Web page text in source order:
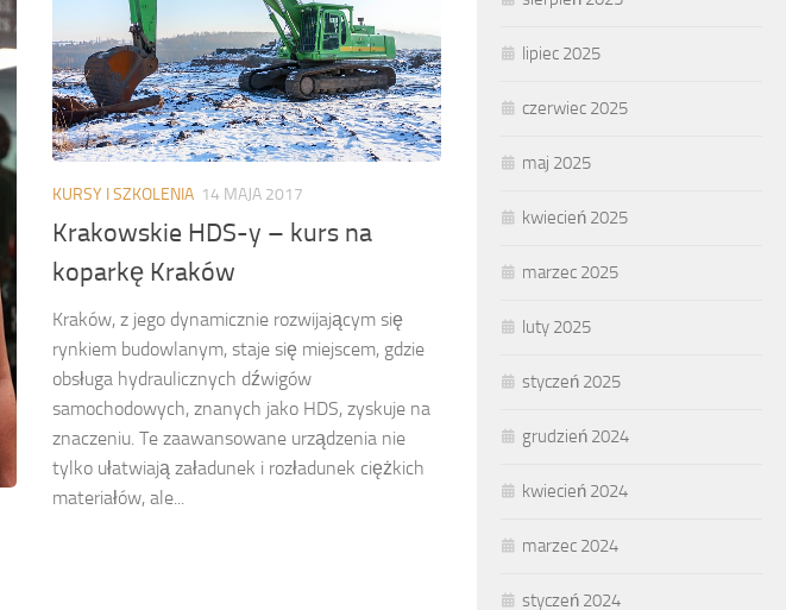
KURSY I SZKOLENIA 14 MAJA 2017
Krakowskie HDS-y – kurs na
koparkę Kraków
Kraków, z jego dynamicznie rozwijającym się
rynkiem budowlanym, staje się miejscem, gdzie
obsługa hydraulicznych dźwigów
samochodowych, znanych jako HDS, zyskuje na
znaczeniu. Te zaawansowane urządzenia nie
tylko ułatwiają załadunek i rozładunek ciężkich
materiałów, ale...
lipiec 2025
czerwiec 2025
maj 2025
kwiecień 2025
marzec 2025
luty 2025
styczeń 2025
grudzień 2024
kwiecień 2024
marzec 2024
styczeń 2024